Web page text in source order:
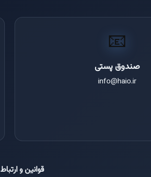
📧
صندوق پستی
info@haio.ir
قوانین و ارتباط